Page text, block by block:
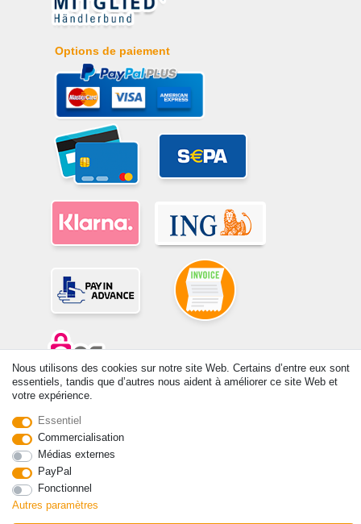
Options de paiement
© Copyright 2026 | Tous droits réservés. -Tous droits réservés – Les
en Euros TTC. Les conditions s’appliquent aux livraisons en France !
Nous utilisons des cookies sur notre site Web. Certains d’entre eux sont
essentiels, tandis que d’autres nous aident à améliorer ce site Web et
votre expérience.
Essentiel
Commercialisation
Médias externes
PayPal
Fonctionnel
Autres paramètres
Rétracter le contrat ici